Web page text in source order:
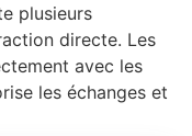
plusieurs
directe. Les
avec les
les échanges et